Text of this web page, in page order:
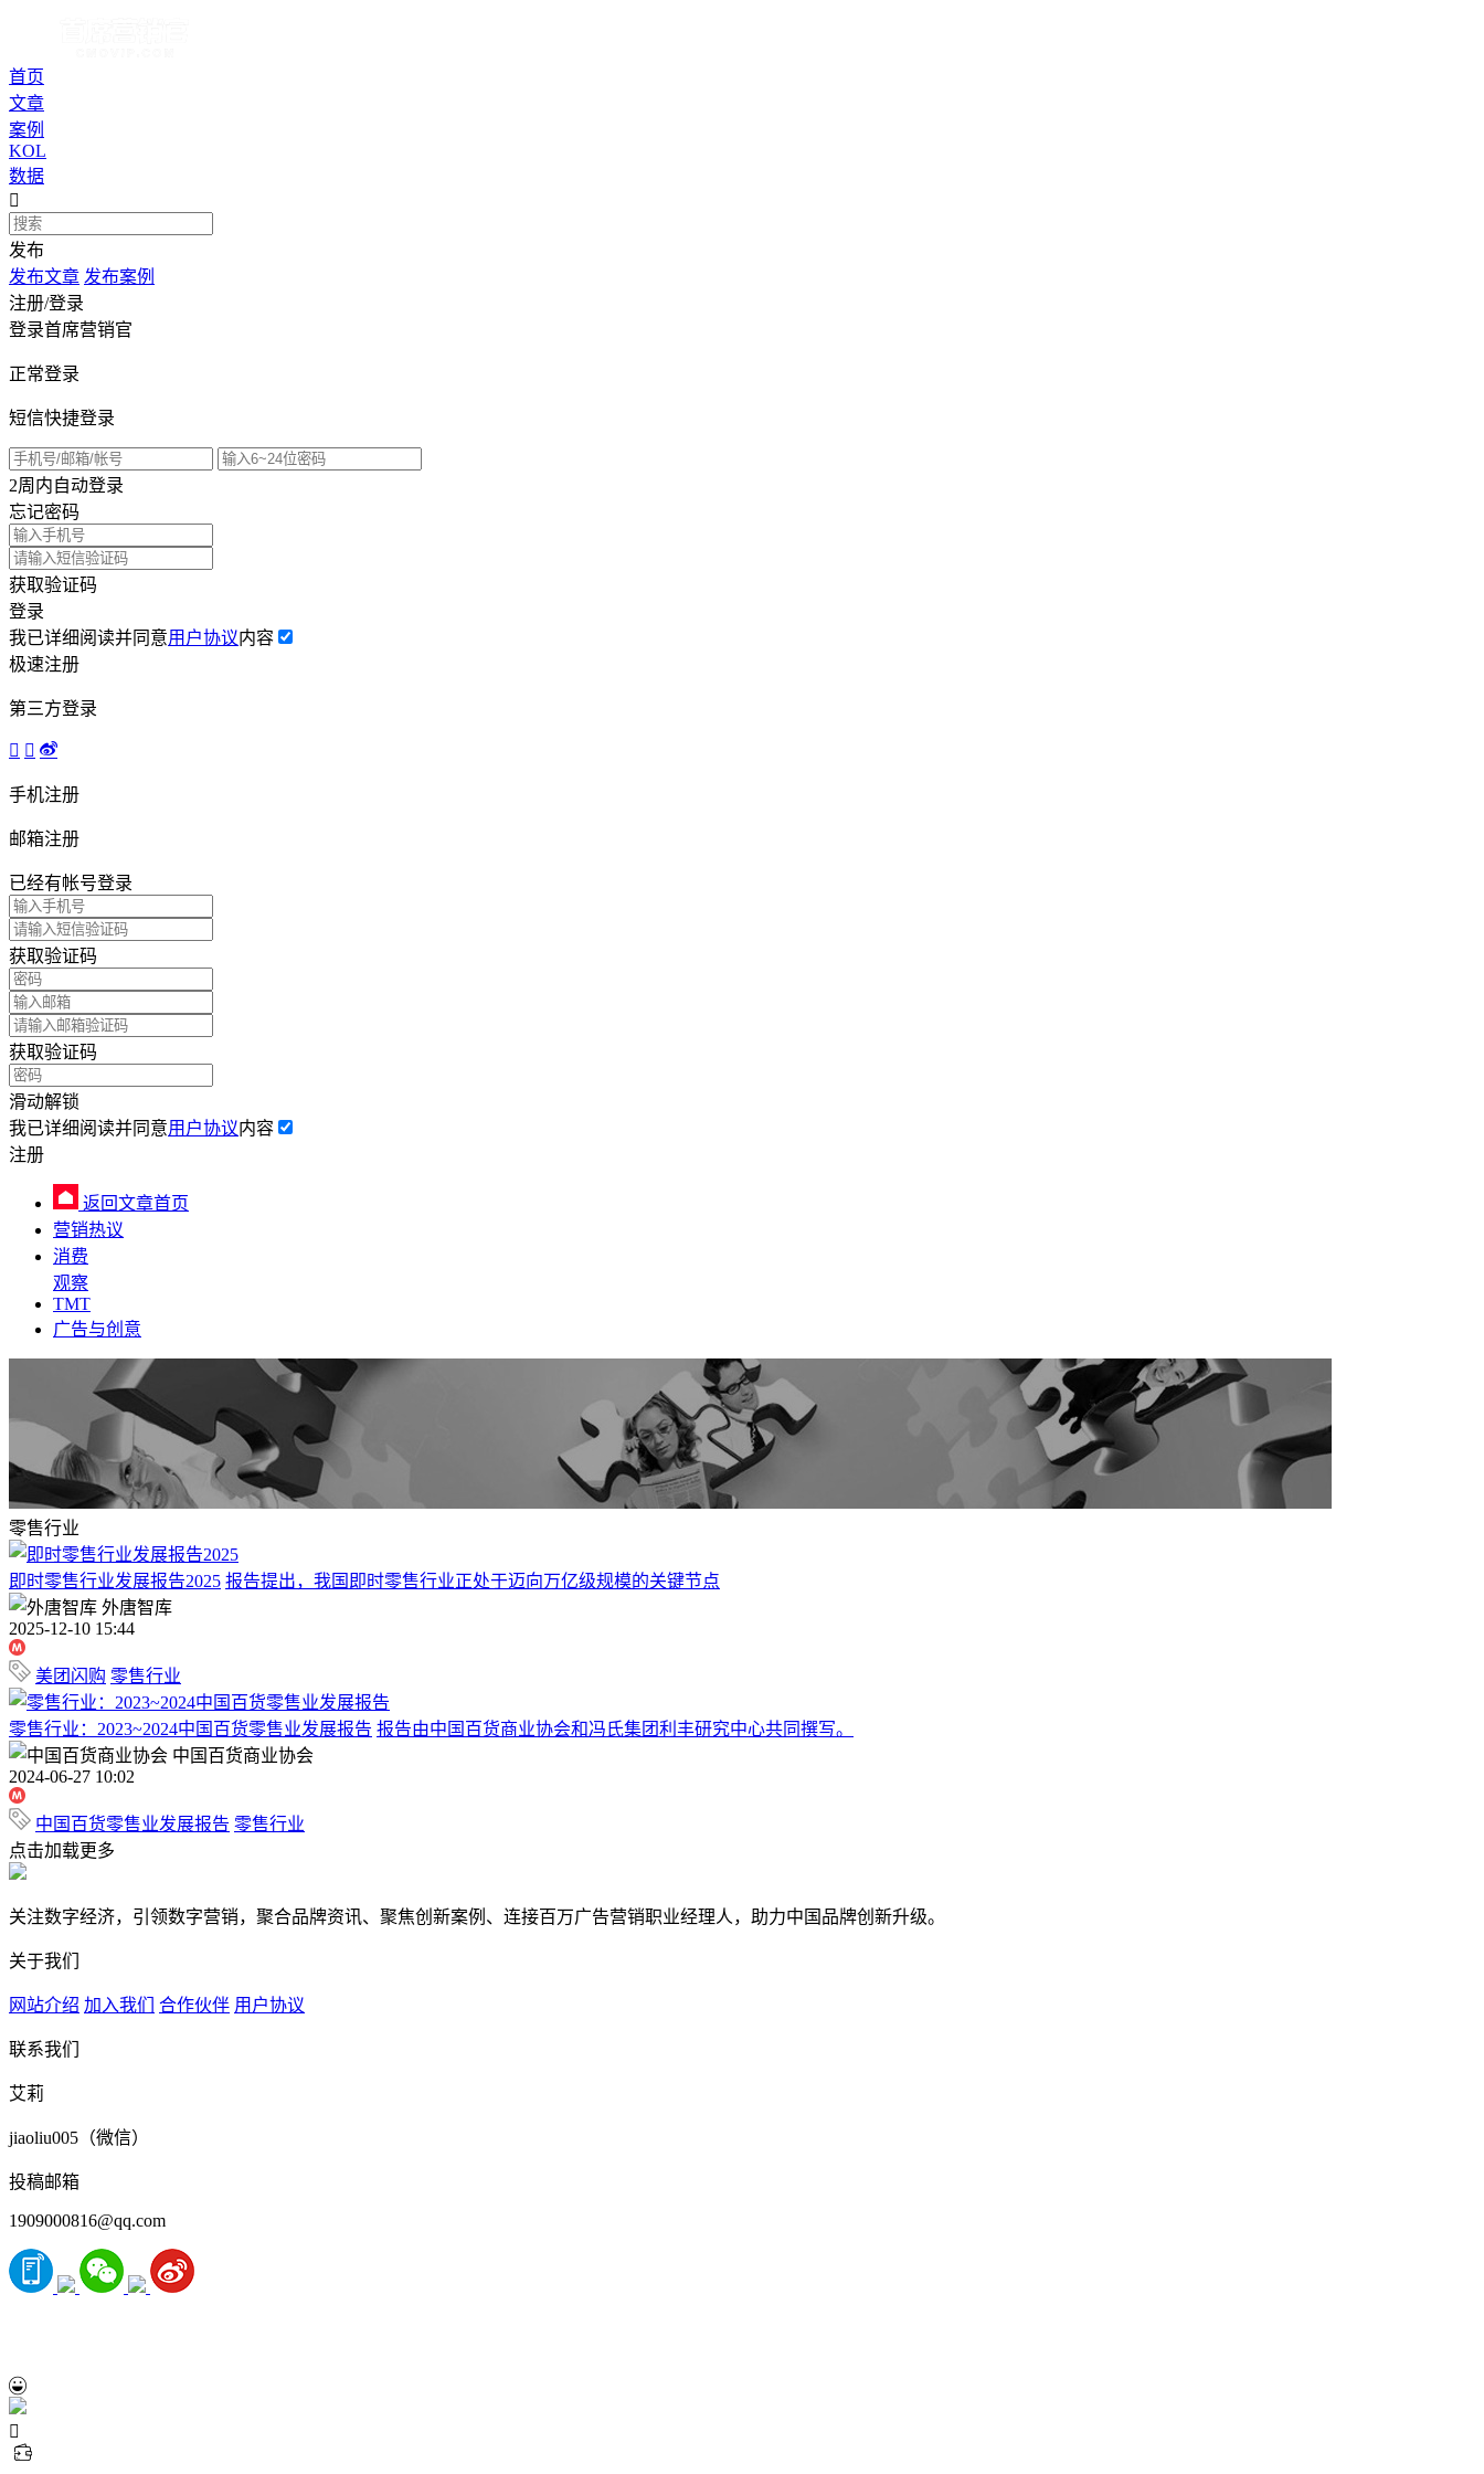
首页
文章
案例
KOL
数据

发布
发布文章 发布案例
注册/登录
登录首席营销官
正常登录
短信快捷登录
2周内自动登录
忘记密码
获取验证码
登录
我已详细阅读并同意用户协议内容
极速注册
第三方登录
  
手机注册
邮箱注册
已经有帐号登录
获取验证码
获取验证码
滑动解锁
我已详细阅读并同意用户协议内容
注册
返回文章首页
营销热议
消费
观察
TMT
广告与创意
零售行业
即时零售行业发展报告2025 报告提出，我国即时零售行业正处于迈向万亿级规模的关键节点
外唐智库
2025-12-10 15:44
美团闪购 零售行业
零售行业：2023~2024中国百货零售业发展报告 报告由中国百货商业协会和冯氏集团利丰研究中心共同撰写。
中国百货商业协会
2024-06-27 10:02
中国百货零售业发展报告 零售行业
点击加载更多
关注数字经济，引领数字营销，聚合品牌资讯、聚焦创新案例、连接百万广告营销职业经理人，助力中国品牌创新升级。
关于我们
网站介绍 加入我们 合作伙伴 用户协议
联系我们
艾莉
jiaoliu005（微信）
投稿邮箱
1909000816@qq.com


